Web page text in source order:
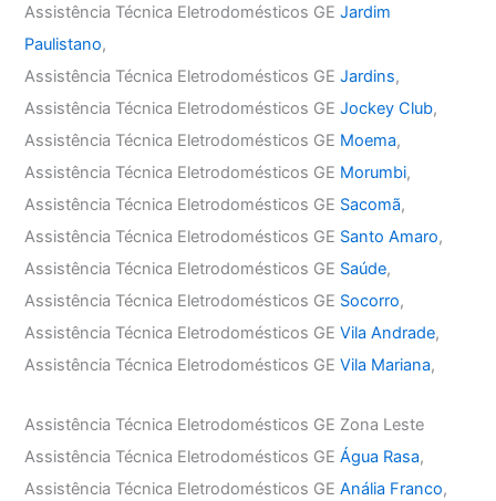
Assistência Técnica Eletrodomésticos GEJardim
Paulistano,
Assistência Técnica Eletrodomésticos GEJardins,
Assistência Técnica Eletrodomésticos GEJockey Club,
Assistência Técnica Eletrodomésticos GE Moema,
Assistência Técnica Eletrodomésticos GE Morumbi,
Assistência Técnica Eletrodomésticos GE Sacomã,
Assistência Técnica Eletrodomésticos GE Santo Amaro,
Assistência Técnica Eletrodomésticos GE Saúde,
Assistência Técnica Eletrodomésticos GE Socorro,
Assistência Técnica Eletrodomésticos GEVila Andrade,
Assistência Técnica Eletrodomésticos GEVila Mariana,
Assistência Técnica Eletrodomésticos GE Zona Leste
Assistência Técnica Eletrodomésticos GEÁgua Rasa,
Assistência Técnica Eletrodomésticos GEAnália Franco,